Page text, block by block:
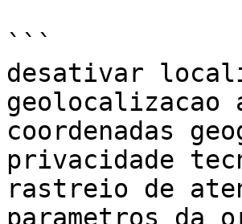
```
desativar
geolocalizacao
coordenadas
privacidade
rastreio de
parametros da